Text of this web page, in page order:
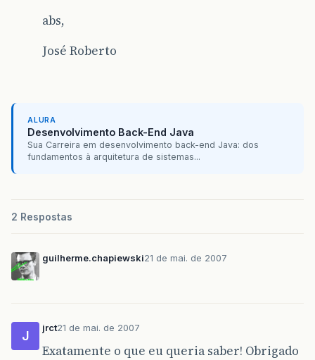
abs,
José Roberto
ALURA
Desenvolvimento Back-End Java
Sua Carreira em desenvolvimento back-end Java: dos
fundamentos à arquitetura de sistemas...
2 Respostas
guilherme.chapiewski21 de mai. de 2007
J
jrct21 de mai. de 2007
Exatamente o que eu queria saber! Obrigado